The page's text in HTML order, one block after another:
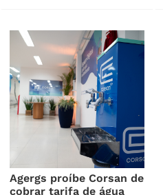
Agergs proíbe Corsan de
cobrar tarifa de água